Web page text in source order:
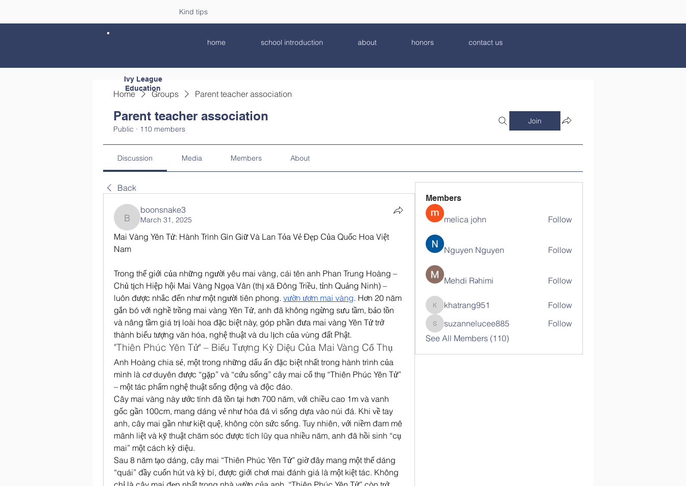
Kind tips
home school introduction about honors contact us
Home Groups Parent teacher association
Parent teacher association
Public · 110 members
Join
Discussion Media Members About
Back
boonsnake3
boonsnake3
March 31, 2025
Mai Vàng Yên Tử: Hành Trình Gìn Giữ Và Lan Tỏa Vẻ Đẹp Của Quốc Hoa Việt
Nam
Trong thế giới của những người yêu mai vàng, cái tên anh Phan Trung Hoàng –
Chủ tịch Hiệp hội Mai Vàng Ngọa Vân (thị xã Đông Triều, tỉnh Quảng Ninh) –
luôn được nhắc đến như một người tiên phong. vườn ươm mai vàng. Hơn 20 năm
gắn bó với nghề trồng mai vàng Yên Tử, anh đã không ngừng sưu tầm, bảo tồn
và nâng tầm giá trị loài hoa đặc biệt này, góp phần đưa mai vàng Yên Tử trở
thành biểu tượng văn hóa, nghệ thuật và du lịch của vùng đất Phật.
"Thiên Phúc Yên Tử" – Biểu Tượng Kỳ Diệu Của Mai Vàng Cổ Thụ
Anh Hoàng chia sẻ, một trong những dấu ấn đặc biệt nhất trong hành trình của
mình là cơ duyên được “gặp” và “cứu sống” cây mai cổ thụ “Thiên Phúc Yên Tử”
– một tác phẩm nghệ thuật sống động và độc đáo.
Cây mai vàng này ước tính đã tồn tại hơn 700 năm, với chiều cao 1m và vanh
gốc gần 100cm, mang dáng vẻ như hóa đá vì sống dựa vào núi đá. Khi về tay
anh, cây mai gần như kiệt quệ, không còn sức sống. Tuy nhiên, với niềm đam mê
mãnh liệt và kỹ thuật chăm sóc được tích lũy qua nhiều năm, anh đã hồi sinh “cụ
mai” một cách kỳ diệu.
Sau 8 năm tạo dáng, cây mai “Thiên Phúc Yên Tử” giờ đây mang một thế dáng
“quái” đầy cuốn hút và kỳ bí, được giới chơi mai đánh giá là một kiệt tác. Không
Members
melica john Follow
Nguyen Nguyen Follow
Mehdi Rəhimi Follow
khatrang951
khatrang951 Follow
suzannelucee885
suzannelucee885
Follow
See All Members (110)
Ivy League
Education